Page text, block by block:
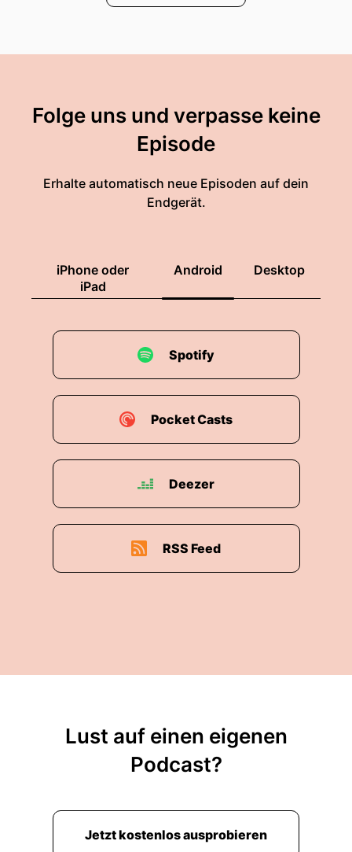
Folge uns und verpasse keine
Episode
Erhalte automatisch neue Episoden auf dein
Endgerät.
iPhone oder
iPad
Android Desktop
Spotify
Pocket Casts
Deezer
RSS Feed
Lust auf einen eigenen
Podcast?
Jetzt kostenlos ausprobieren